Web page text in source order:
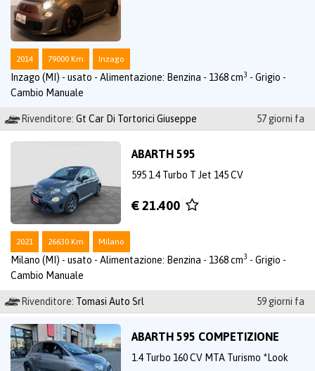
2014 79000 Km Inzago
Inzago (MI) - usato - Alimentazione: Benzina - 1368 cm3 - Grigio -
Cambio Manuale
Rivenditore: Gt Car Di Tortorici Giuseppe 57 giorni fa
ABARTH 595
595 1.4 Turbo T Jet 145 CV
€ 21.400
2021 26630 Km Milano
Milano (MI) - usato - Alimentazione: Benzina - 1368 cm3 - Grigio -
Cambio Manuale
Rivenditore: Tomasi Auto Srl 59 giorni fa
ABARTH 595 COMPETIZIONE
1.4 Turbo 160 CV MTA Turismo *Look